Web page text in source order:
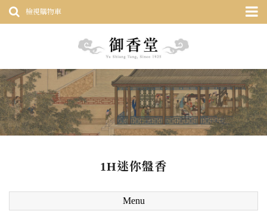
檢視購物車
1H迷你盤香
Menu